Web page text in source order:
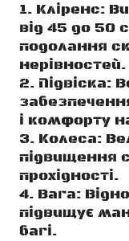
Кліренс:
від 45 до 50
подолання
нерівностей.
Підвіска:
і комфорту
Колеса:
підвищення
прохідності.
Вага:
підвищує
багі.